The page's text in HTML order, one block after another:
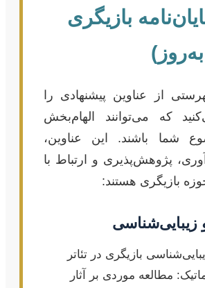
بازیگری
از عناوین پیشنهادی را
که می‌توانند الهام‌بخش
شما باشند. این عناوین،
پژوهش‌پذیری و ارتباط با
بازیگری هستند:
زیبایی‌شناسی
بازیگری در تئاتر
مطالعه موردی بر آثار